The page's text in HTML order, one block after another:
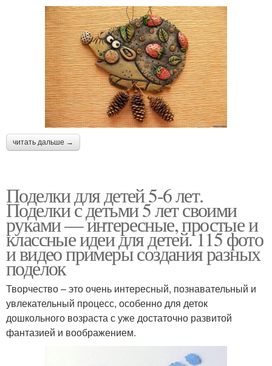
читать дальше →
Поделки для детей 5-6 лет.
Поделки с детьми 5 лет своими
руками — интересные, простые и
классные идеи для детей. 115 фото
и видео примеры создания разных
поделок
Творчество – это очень интересный, познавательный и
увлекательный процесс, особенно для деток
дошкольного возраста с уже достаточно развитой
фантазией и воображением.